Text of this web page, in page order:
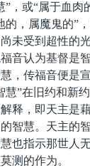
”，或“属于血肉
的，属魔鬼的”
未受到超性的
音认为基督是
，传福音便是
慧”在旧约和新
释，即天主是
智慧。天主的
也指示那世人
测的作为。